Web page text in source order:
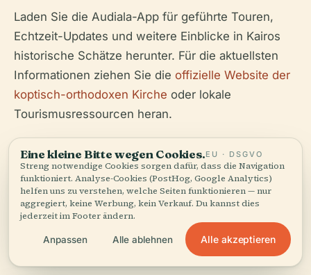
Laden Sie die Audiala-App für geführte Touren,
Echtzeit-Updates und weitere Einblicke in Kairos
historische Schätze herunter. Für die aktuellsten
Informationen ziehen Sie die offizielle Website der
koptisch-orthodoxen Kirche oder lokale
Tourismusressourcen heran.
Hören Sie die ganze Geschichte in der App
Eine kleine Bitte wegen Cookies.EU · DSGVO
Streng notwendige Cookies sorgen dafür, dass die Navigation
funktioniert. Analyse-Cookies (PostHog, Google Analytics)
helfen uns zu verstehen, welche Seiten funktionieren — nur
aggregiert, keine Werbung, kein Verkauf. Du kannst dies
jederzeit im Footer ändern.
Anpassen Alle ablehnen Alle akzeptieren